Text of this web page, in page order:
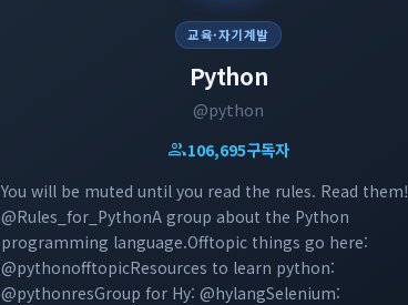
교육·자기계발
Python
@python
group106,695구독자
You will be muted until you read the rules. Read them!
@Rules_for_PythonA group about the Python
programming language.Offtopic things go here:
@pythonofftopicResources to learn python:
@pythonresGroup for Hy: @hylangSelenium: